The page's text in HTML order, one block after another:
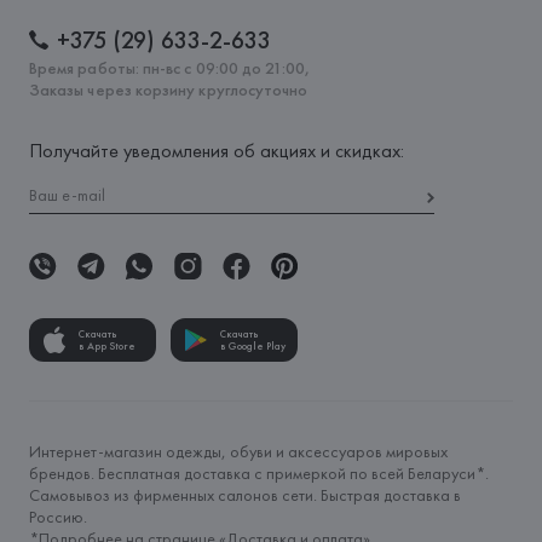
+375 (29) 633-2-633
Время работы: пн-вс с 09:00 до 21:00,
Заказы через корзину круглосуточно
Получайте уведомления об акциях и скидках:
Скачать
в App Store
Скачать
в Google Play
Интернет-магазин одежды, обуви и аксессуаров мировых
брендов. Бесплатная доставка с примеркой по всей Беларуси*.
Самовывоз из фирменных салонов сети. Быстрая доставка в
Россию.